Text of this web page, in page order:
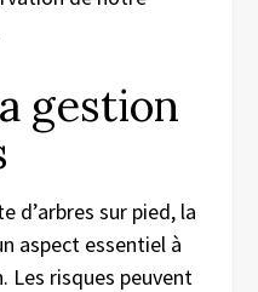
gestion
d’arbres sur pied, la
aspect essentiel à
Les risques peuvent